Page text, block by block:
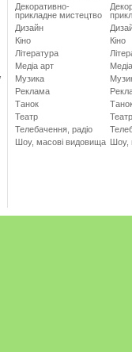
Декоративно-
прикладне мистецтво
Дизайн
Кіно
Література
Медіа арт
Музика
Реклама
Танок
Театр
Телебачення, радіо
Шоу, масові видовища
Кіно
Театр
Шоу,